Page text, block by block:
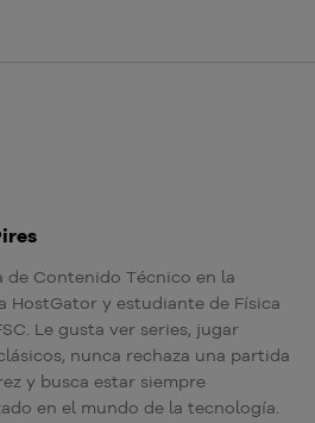
de Contenido Técnico en la
HostGator y estudiante de Física
Le gusta ver series, jugar
nunca rechaza una partida
y busca estar siempre
en el mundo de la tecnología.